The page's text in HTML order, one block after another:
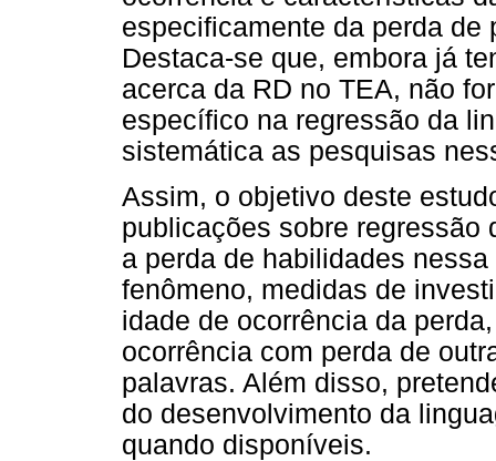
especificamente da perda
Destaca-se que, embora já
acerca da RD no TEA, não
específico na regressão da
sistemática as pesquisas
Assim, o objetivo deste
publicações sobre regressão
a perda de habilidades
fenômeno, medidas de
idade de ocorrência da
ocorrência com perda de
palavras. Além disso,
do desenvolvimento da
quando disponíveis.